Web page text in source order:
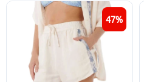
47